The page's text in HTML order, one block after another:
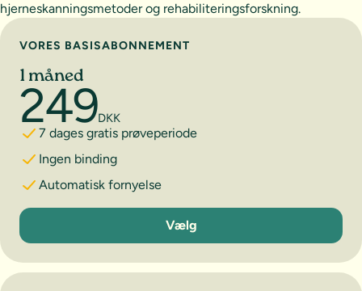
hjerneskanningsmetoder og rehabiliteringsforskning.
Vælg abonnement
VORES BASISABONNEMENT
1 måned
249DKK
7 dages gratis prøveperiode
Ingen binding
Automatisk fornyelse
1 måned
Vælg